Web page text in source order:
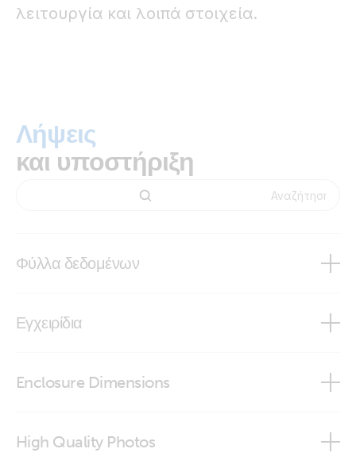
λειτουργία και λοιπά στοιχεία.
Λήψεις
και υποστήριξη
Φύλλα δεδομένων
Εγχειρίδια
VictronConnect app
Enclosure Dimensions
High Quality Photos